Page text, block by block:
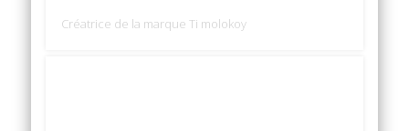
Créatrice de la marque Ti molokoy